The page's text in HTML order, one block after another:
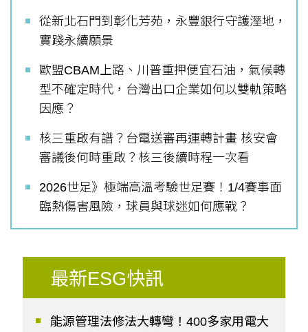
從新北石門到彰化芳苑，永豐銀行守護溼地，
實踐永續願景
歐盟CBAM上路、川普重押便宜石油，氣候轉
型不確定時代，台灣出口企業如何以雙軌策略
因應？
核三重啟有譜？台電送審再運轉計畫 核安會
審議後何時重啟？核三後續時程一次看
2026世足》極端高溫考驗世足賽！1/4賽事面
臨熱傷害風險，球員與球迷如何應戰？
最新ESG快訊
能源管理法修法大轉彎！400多家用電大